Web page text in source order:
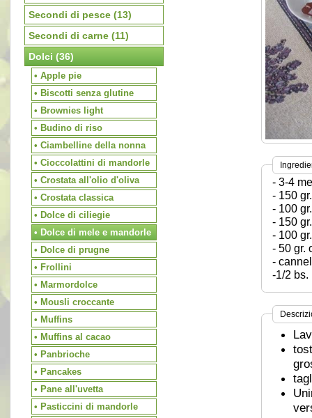
Secondi di pesce (13)
Secondi di carne (11)
Dolci (36)
• Apple pie
• Biscotti senza glutine
• Brownies light
• Budino di riso
• Ciambelline della nonna
• Cioccolattini di mandorle
• Crostata all'olio d'oliva
• Crostata classica
• Dolce di ciliegie
• Dolce di mele e mandorle
• Dolce di prugne
• Frollini
• Marmordolce
• Mousli croccante
• Muffins
• Muffins al cacao
• Panbrioche
• Pancakes
• Pane all'uvetta
• Pasticcini di mandorle
- 3-4
- 150
- 100
- 150
- 100
- 50 gr.
-
-1/2